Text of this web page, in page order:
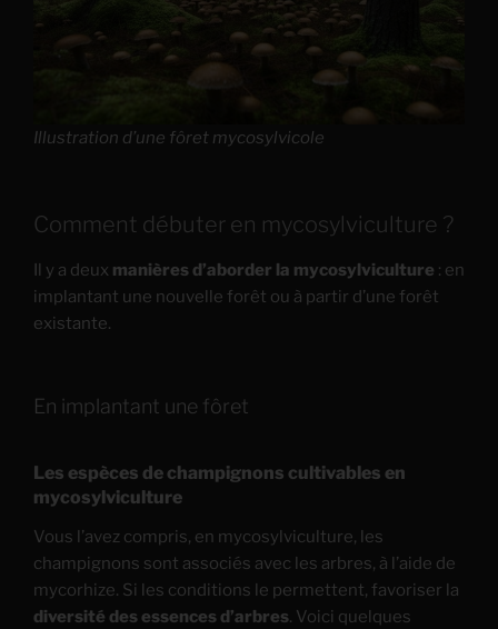
Illustration d’une fôret mycosylvicole
Comment débuter en mycosylviculture ?
Il y a deux manières d’aborder la mycosylviculture : en
implantant une nouvelle forêt ou à partir d’une forêt
existante.
En implantant une fôret
Les espèces de champignons cultivables en
mycosylviculture
Vous l’avez compris, en mycosylviculture, les
champignons sont associés avec les arbres, à l’aide de
mycorhize. Si les conditions le permettent, favoriser la
diversité des essences d’arbres. Voici quelques